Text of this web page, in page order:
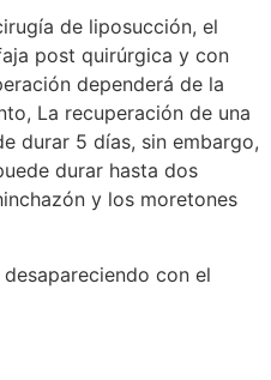
de liposucción, el
post quirúrgica y con
dependerá de la
La recuperación de una
durar 5 días, sin embargo,
durar hasta dos
y los moretones
con el